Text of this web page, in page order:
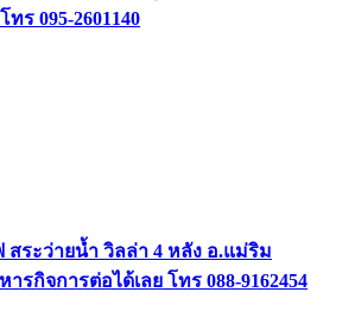
ร 095-2601140
ระว่ายน้ำ วิลล่า 4 หลัง อ.แม่ริม
รกิจการต่อได้เลย โทร 088-9162454